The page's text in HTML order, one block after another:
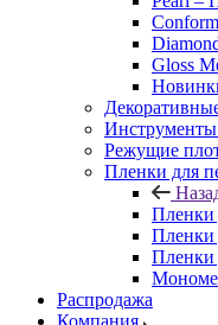
Gloss
Инструменты
Режущие
Пленки для
Пленки
Пленки
Пленки
Распродажа
Компания